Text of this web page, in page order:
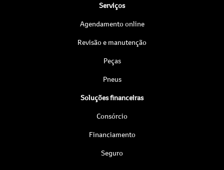
Serviços
Agendamento online
Revisão e manutenção
Peças
Pneus
Soluções financeiras
Consórcio
Financiamento
Seguro